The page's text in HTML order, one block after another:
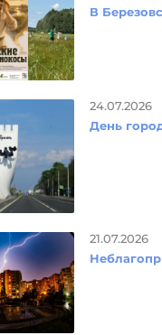
В
24.07.2026
День
21.07.2026